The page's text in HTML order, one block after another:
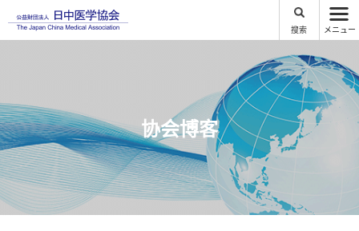
搜索 メニュー
协会博客